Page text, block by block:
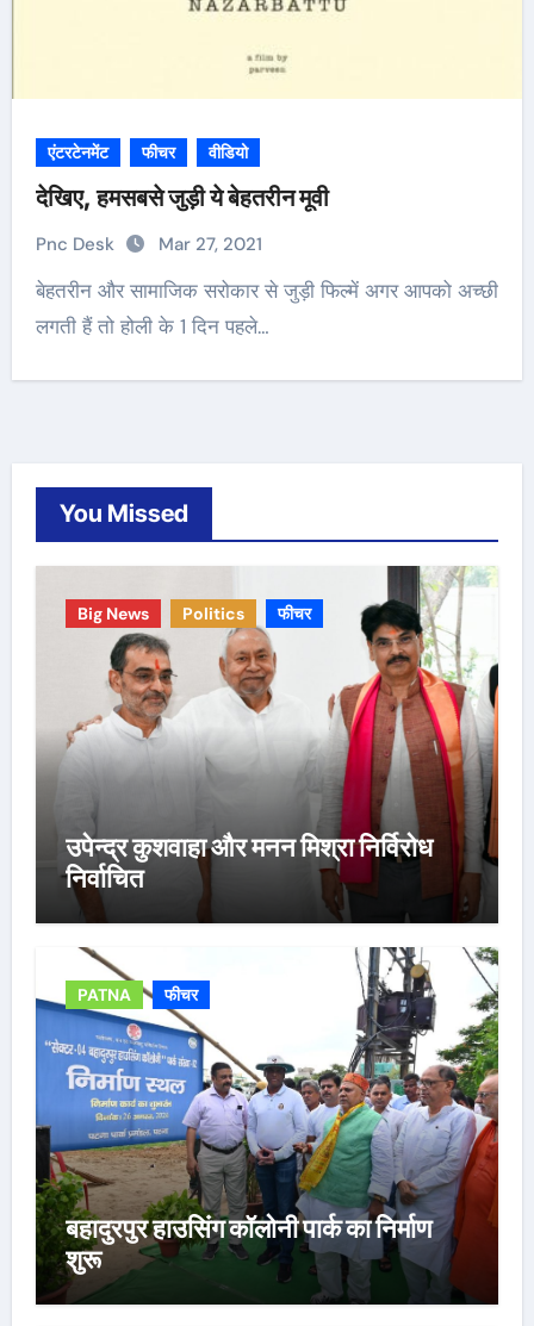
एंटरटेनमेंट फीचर वीडियो
देखिए, हमसबसे जुड़ी ये बेहतरीन मूवी
Pnc Desk Mar 27, 2021
बेहतरीन और सामाजिक सरोकार से जुड़ी फिल्में अगर आपको अच्छी
लगती हैं तो होली के 1 दिन पहले…
You Missed
Big News Politics फीचर
उपेन्द्र कुशवाहा और मनन मिश्रा निर्विरोध
निर्वाचित
PATNA फीचर
बहादुरपुर हाउसिंग कॉलोनी पार्क का निर्माण
शुरू